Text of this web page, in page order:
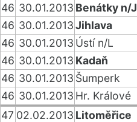
46 30.01.2013 Benátky n/J
46 30.01.2013Jihlava
46 30.01.2013 Ústí n/L
46 30.01.2013 Kadaň
46 30.01.2013 Šumperk
46 30.01.2013 Hr. Králové
47 02.02.2013 Litoměřice